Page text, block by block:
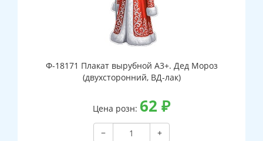
Ф-18171 Плакат вырубной А3+. Дед Мороз
(двухсторонний, ВД-лак)
Цена розн: 62 ₽
−
+